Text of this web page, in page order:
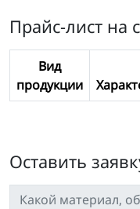
Прайс-лист на
Вид
продукции
Оставить